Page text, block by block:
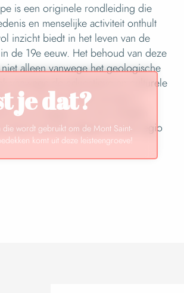
is een originele rondleiding die
en menselijke activiteit onthult
inzicht biedt in het leven van de
de 19e eeuw. Het behoud van deze
alleen vanwege het geologische
vanwege de educatieve en culturele
van de Souterroscope in
zal ons begrip van het verleden
band met het erfgoed van de regio
je dat?
die wordt gebruikt om de Mont Saint-
komt uit deze leisteengroeve!